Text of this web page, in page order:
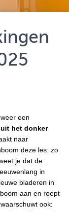
A
een
het donker
naar
deze les: zo
je dat de
in
bladeren in
aan en roept
ook: